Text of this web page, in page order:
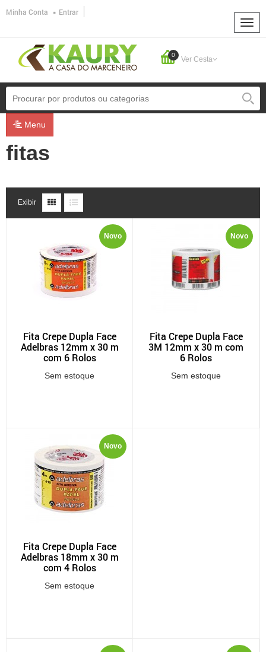
Minha Conta Entrar
0
Ver Cesta
Menu
fitas
Exibir
Novo
Fita Crepe Dupla Face
Adelbras 12mm x 30 m
com 6 Rolos
Sem estoque
Novo
Fita Crepe Dupla Face
3M 12mm x 30 m com
6 Rolos
Sem estoque
Novo
Fita Crepe Dupla Face
Adelbras 18mm x 30 m
com 4 Rolos
Sem estoque